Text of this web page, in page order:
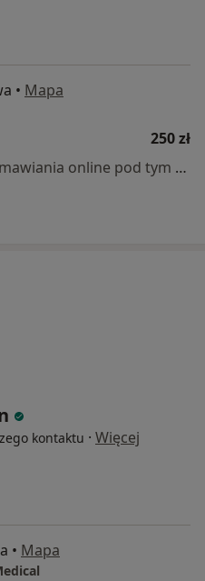
• Mapa
250 zł
Specjalista nie oferuje umawiania online pod tym adresem.
kontaktu · Więcej
• Mapa